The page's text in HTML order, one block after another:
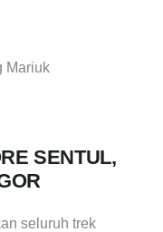
Mariuk
SENTUL,
seluruh trek